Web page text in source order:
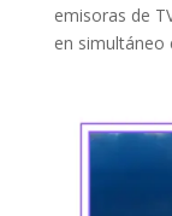
emisoras de
en simultáneo